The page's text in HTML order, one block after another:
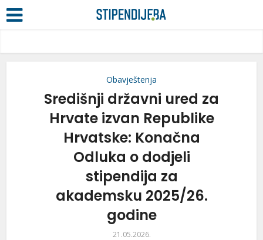
Obavještenja
Središnji državni ured za
Hrvate izvan Republike
Hrvatske: Konačna
Odluka o dodjeli
stipendija za
akademsku 2025/26.
godine
21.05.2026.